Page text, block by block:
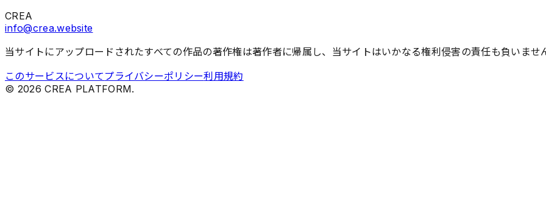
CREA
info@crea.website
当サイトにアップロードされたすべての作品の著作権は著作者に帰属し、当サイトはいかなる権利侵害の責任も負いませ
このサービスについて プライバシーポリシー利用規約
© 2026 CREA PLATFORM.